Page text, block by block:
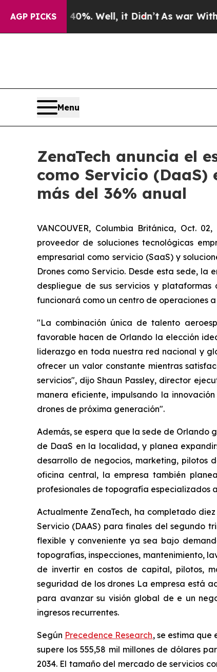
AGP PICKS
40%. Well, it Didn’tAs war With Iran Drove
Menu
ZenaTech anuncia el
como Servicio
más del 36% anual
VANCOUVER, Columbia Británica, Oct.
proveedor de soluciones tecnológicas
empresarial como servicio (SaaS) y
Drones como Servicio. Desde esta sede,
despliegue de sus servicios y
funcionará como un centro de operaciones
"La combinación única de talento
favorable hacen de Orlando la elección
liderazgo en toda nuestra red nacional y
ofrecer un valor constante mientras
servicios", dijo Shaun Passley, director
manera eficiente, impulsando la
drones de próxima generación".
Además, se espera que la sede de Orlando
de DaaS en la localidad, y planea
desarrollo de negocios, marketing, pilotos
oficina central, la empresa también
profesionales de topografía especializados
Actualmente ZenaTech, ha completado
Servicio (DAAS) para finales del segundo
flexible y conveniente ya sea bajo
topografías, inspecciones, mantenimiento,
de invertir en costos de capital, pilotos,
seguridad de los drones La empresa está
para avanzar su visión global de e un
ingresos recurrentes.
Según Precedence Research, se estima que
supere los 555,58 mil millones de dólares
2034. El tamaño del mercado de servicios